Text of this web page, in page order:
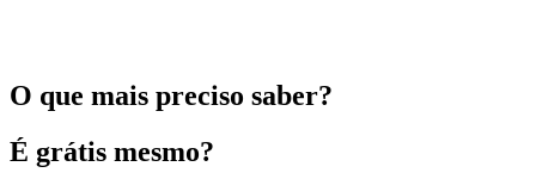
O que mais preciso saber?
É grátis mesmo?